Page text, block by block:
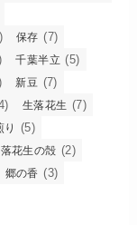
保存 (7)
千葉半立 (5)
新豆 (7)
生落花生 (7)
り (5)
落花生の殻 (2)
郷の香 (3)